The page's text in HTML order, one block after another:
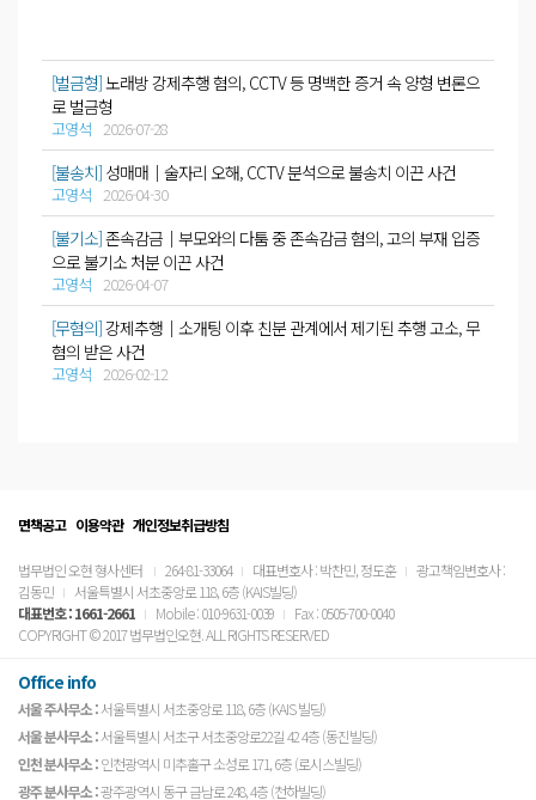
[벌금형]노래방 강제추행 혐의, CCTV 등 명백한 증거 속 양형 변론으
로 벌금형
고영석 2026-07-28
[불송치] 성매매│술자리 오해, CCTV 분석으로 불송치 이끈 사건
고영석 2026-04-30
[불기소]존속감금│부모와의 다툼 중 존속감금 혐의, 고의 부재 입증
으로 불기소 처분 이끈 사건
고영석 2026-04-07
[무혐의]강제추행│소개팅 이후 친분 관계에서 제기된 추행 고소, 무
혐의 받은 사건
고영석 2026-02-12
면책공고 이용약관 개인정보취급방침
법무법인 오현 형사센터 264-81-33064 대표변호사 : 박찬민, 정도훈
광고책임변호사 :
김동민
서울특별시 서초중앙로 118, 6층 (KAIS빌딩)
대표번호 :1661-2661 Mobile : 010-9631-0039
Fax : 0505-700-0040
COPYRIGHT © 2017 법무법인오현. ALL RIGHTS RESERVED
Office info
서울 주사무소 :서울특별시 서초중앙로 118, 6층 (KAIS 빌딩)
서울 분사무소 :서울특별시 서초구 서초중앙로22길 42 4층 (동진빌딩)
인천 분사무소 :인천광역시 미추홀구 소성로 171, 6층 (로시스빌딩)
광주 분사무소 :광주광역시 동구 금남로 248, 4층 (천하빌딩)